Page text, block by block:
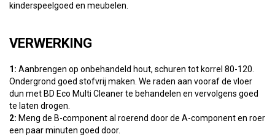
kinderspeelgoed en meubelen.
VERWERKING
1: Aanbrengen op onbehandeld hout, schuren tot korrel 80-120.
Ondergrond goed stofvrij maken. We raden aan vooraf de vloer
dun met BD Eco Multi Cleaner te behandelen en vervolgens goed
te laten drogen.
2: Meng de B-component al roerend door de A-component en roer
een paar minuten goed door.